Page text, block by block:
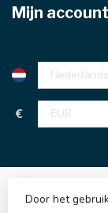
Mijn account
€
Door het